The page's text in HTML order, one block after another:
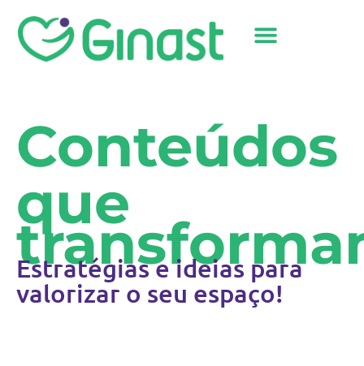
Conteúdos
que
Estratégias e ideias para
valorizar o seu espaço!